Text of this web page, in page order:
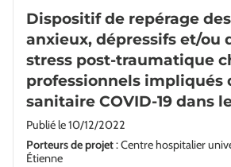
Dispositif de repérage
anxieux, dépressifs et/ou
stress post-traumatique
professionnels impliqués
sanitaire COVID-19 dans
Publié le10/12/2022
Porteurs de projet: Centre hospitalier
Étienne